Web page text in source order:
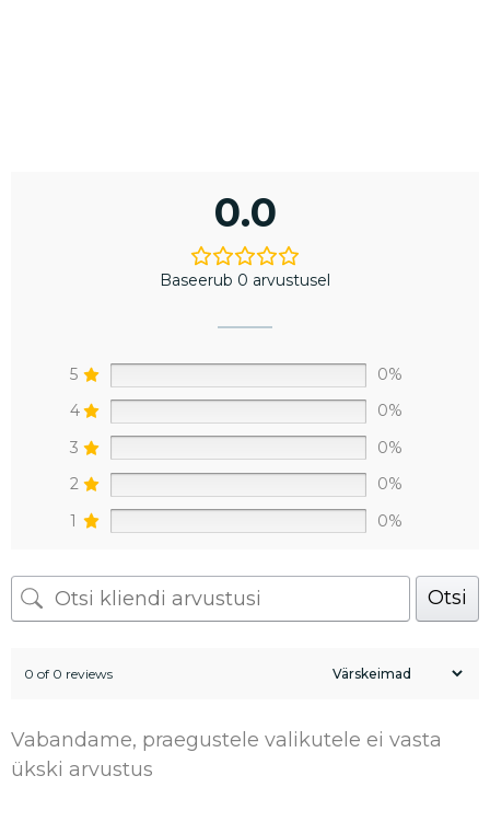
0.0
Baseerub 0 arvustusel
5
0%
4
0%
3
0%
2
0%
1
0%
Otsi
0 of 0 reviews
Vabandame, praegustele valikutele ei vasta
ükski arvustus